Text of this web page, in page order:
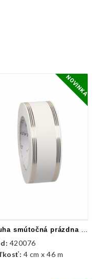
NOVINKA
Stuha smútočná prázdna - biela + zlatá
420076
4 cm x 46 m